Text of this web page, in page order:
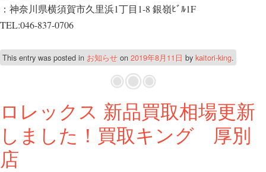
：神奈川県横須賀市久里浜1丁目1-8 銀嶺ﾋﾞﾙ1F
TEL:046-837-0706
This entry was posted in お知らせ on 2019年8月11日 bykaitori-king.
ロレックス 新品買取相場更新
しました！買取キング 厚別
店